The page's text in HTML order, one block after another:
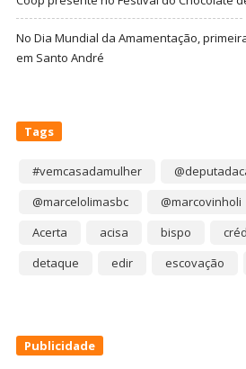
No Dia Mundial da Amamentação,
em Santo André
Tags
#vemcasadamulher
@marcelolimasbc
@marcovinholi
Acerta
acisa bispo
detaque
edir escovação
Publicidade